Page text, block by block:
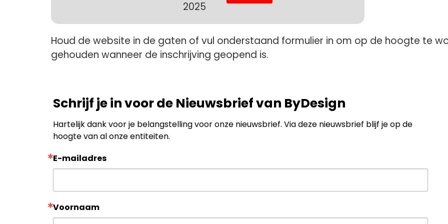
2025
Houd de website in de gaten of vul onderstaand formulier in om op de hoogte te
gehouden wanneer de inschrijving geopend is.
Schrijf je in voor de Nieuwsbrief van ByDesign
Hartelijk dank voor je belangstelling voor onze nieuwsbrief. Via deze nieuwsbrief blijf je op de
hoogte van al onze entiteiten.
E-mailadres
Voornaam
E-mailadres
Door verzending van dit formulier stemt u erin toe marketing emails te krijgen van: By Design - Dominion
door Constant Contact.
Inschrijven